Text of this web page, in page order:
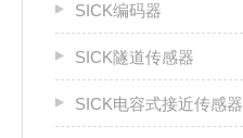
SICK编码器
SICK隧道传感器
SICK电容式接近传感器